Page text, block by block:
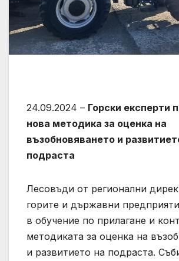
24.09.2024 – Горски експерти
нова методика за оценка на
възобновяването и
подраста
Лесовъди от регионални
горите и държавни
в обучение по прилагане и
методиката за оценка на
и развитието на подраста.